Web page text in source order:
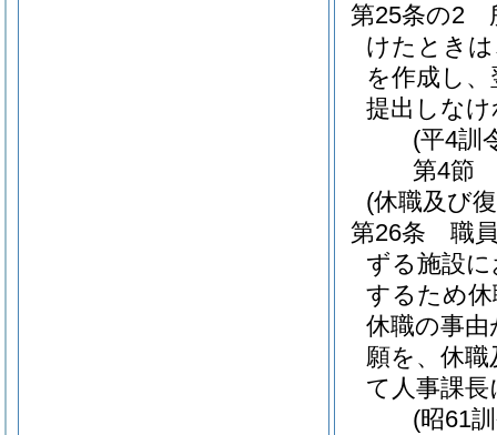
第25条の2
けたとき
を作成し
提出しな
(平4訓
第4節
(休職及び
第26条
職
ずる施設
するため
休職の事
願を、休
て人事課
(昭61